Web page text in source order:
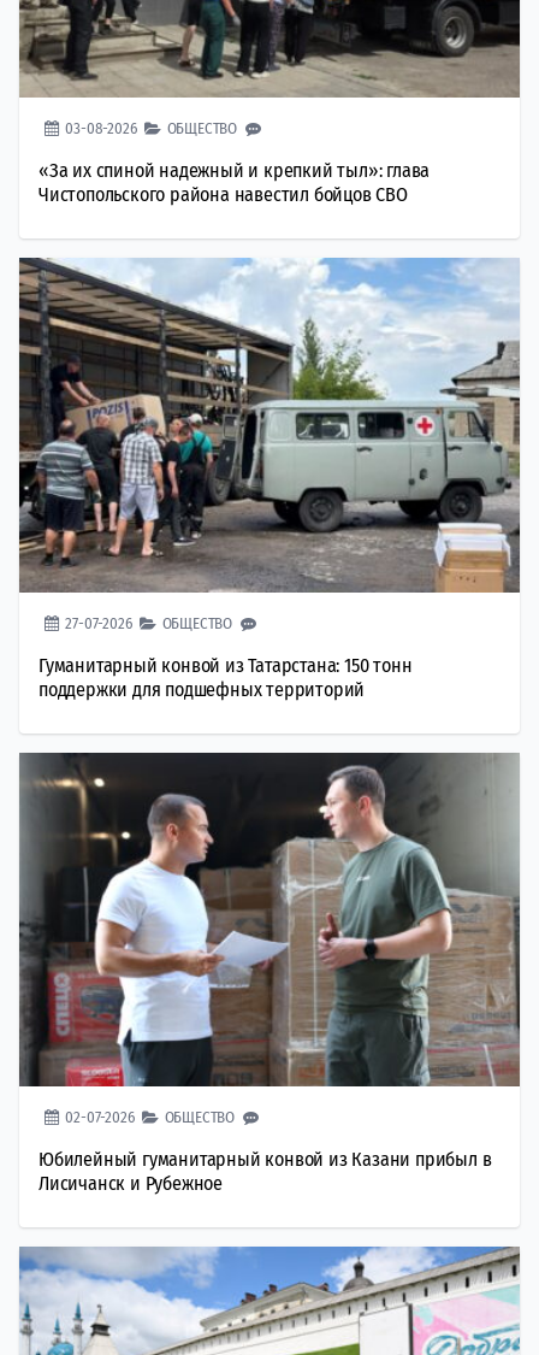
03-08-2026 ОБЩЕСТВО
«За их спиной надежный и крепкий тыл»: глава
Чистопольского района навестил бойцов СВО
27-07-2026 ОБЩЕСТВО
Гуманитарный конвой из Татарстана: 150 тонн
поддержки для подшефных территорий
02-07-2026 ОБЩЕСТВО
Юбилейный гуманитарный конвой из Казани прибыл в
Лисичанск и Рубежное